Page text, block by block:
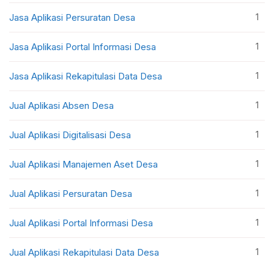
Jasa Aplikasi Persuratan Desa 1
Jasa Aplikasi Portal Informasi Desa 1
Jasa Aplikasi Rekapitulasi Data Desa 1
Jual Aplikasi Absen Desa 1
Jual Aplikasi Digitalisasi Desa 1
Jual Aplikasi Manajemen Aset Desa 1
Jual Aplikasi Persuratan Desa 1
Jual Aplikasi Portal Informasi Desa 1
Jual Aplikasi Rekapitulasi Data Desa 1